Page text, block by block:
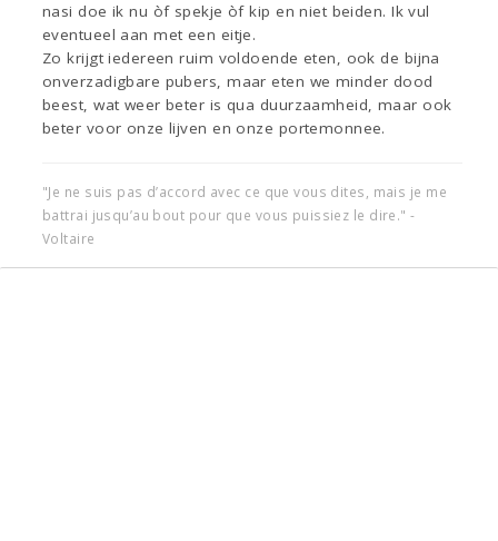
nasi doe ik nu òf spekje òf kip en niet beiden. Ik vul
eventueel aan met een eitje.
Zo krijgt iedereen ruim voldoende eten, ook de bijna
onverzadigbare pubers, maar eten we minder dood
beest, wat weer beter is qua duurzaamheid, maar ook
beter voor onze lijven en onze portemonnee.
"Je ne suis pas d’accord avec ce que vous dites, mais je me
battrai jusqu’au bout pour que vous puissiez le dire." -
Voltaire